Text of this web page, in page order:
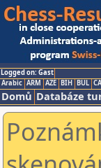
Logged on: Gast
Arabic ARM AZE BIH BUL
Domů Databáze